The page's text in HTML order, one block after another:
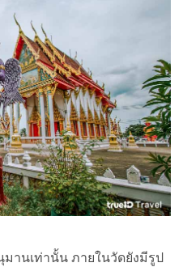
นเท่านั้น ภายในวัดยังมีรูป